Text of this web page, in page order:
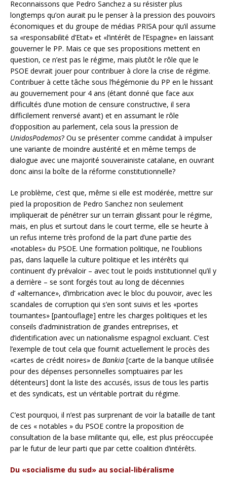
Reconnaissons que Pedro Sanchez a su résister plus
longtemps qu’on aurait pu le penser à la pression des pouvoirs
économiques et du groupe de médias PRISA pour qu’il assume
sa «responsabilité d’Etat» et «l’intérêt de l’Espagne» en laissant
gouverner le PP. Mais ce que ses propositions mettent en
question, ce n’est pas le régime, mais plutôt le rôle que le
PSOE devrait jouer pour contribuer à clore la crise de régime.
Contribuer à cette tâche sous l’hégémonie du PP en le hissant
au gouvernement pour 4 ans (étant donné que face aux
difficultés d’une motion de censure constructive, il sera
difficilement renversé avant) et en assumant le rôle
d’opposition au parlement, cela sous la pression de
UnidosPodemos? Ou se présenter comme candidat à impulser
une variante de moindre austérité et en même temps de
dialogue avec une majorité souverainiste catalane, en ouvrant
donc ainsi la boîte de la réforme constitutionnelle?
Le problème, c’est que, même si elle est modérée, mettre sur
pied la proposition de Pedro Sanchez non seulement
impliquerait de pénétrer sur un terrain glissant pour le régime,
mais, en plus et surtout dans le court terme, elle se heurte à
un refus interne très profond de la part d’une partie des
«notables» du PSOE. Une formation politique, ne l’oublions
pas, dans laquelle la culture politique et les intérêts qui
continuent d’y prévaloir – avec tout le poids institutionnel qu’il y
a derrière – se sont forgés tout au long de décennies
d’ «alternance», d’imbrication avec le bloc du pouvoir, avec les
scandales de corruption qui s’en sont suivis et les «portes
tournantes» [pantouflage] entre les charges politiques et les
conseils d’administration de grandes entreprises, et
d’identification avec un nationalisme espagnol excluant. C’est
l’exemple de tout cela que fournit actuellement le procès des
«cartes de crédit noires» de Bankia [carte de la banque utilisée
pour des dépenses personnelles somptuaires par les
détenteurs] dont la liste des accusés, issus de tous les partis
et des syndicats, est un véritable portrait du régime.
C’est pourquoi, il n’est pas surprenant de voir la bataille de tant
de ces « notables » du PSOE contre la proposition de
consultation de la base militante qui, elle, est plus préoccupée
par le futur de leur parti que par cette coalition d’intérêts.
Du «socialisme du sud» au social-libéralisme